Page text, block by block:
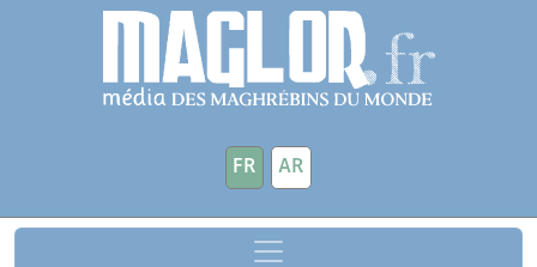
Aller au contenu principal
FR AR
Panneau de gestion des cookies